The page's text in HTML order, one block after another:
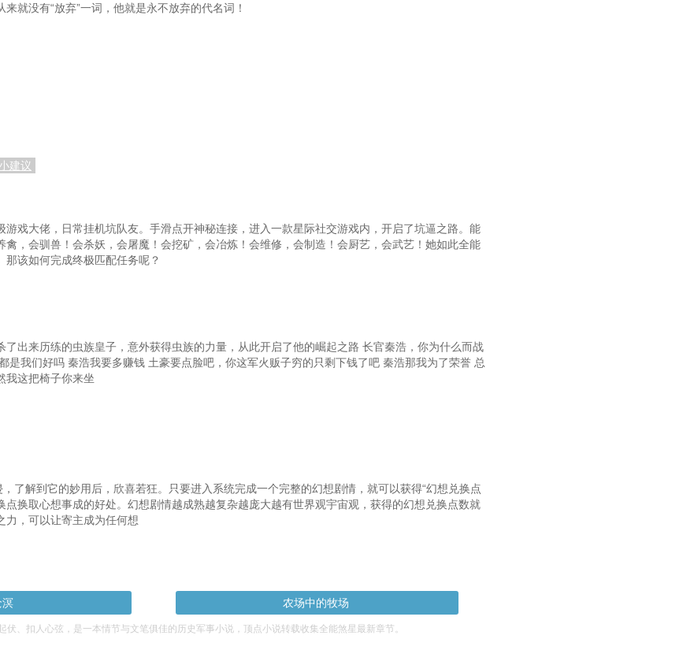
就没有“放弃”一词，他就是永不放弃的代名词！
建议
游戏大佬，日常挂机坑队友。手滑点开神秘连接，进入一款星际社交游戏内，开启了坑逼之路。能
禽，会驯兽！会杀妖，会屠魔！会挖矿，会冶炼！会维修，会制造！会厨艺，会武艺！她如此全能
那该如何完成终极匹配任务呢？
了出来历练的虫族皇子，意外获得虫族的力量，从此开启了他的崛起之路 长官秦浩，你为什么而战
是我们好吗 秦浩我要多赚钱 土豪要点脸吧，你这军火贩子穷的只剩下钱了吧 秦浩那我为了荣誉 总
我这把椅子你来坐
，了解到它的妙用后，欣喜若狂。只要进入系统完成一个完整的幻想剧情，就可以获得“幻想兑换点
换取心想事成的好处。幻想剧情越成熟越复杂越庞大越有世界观宇宙观，获得的幻想兑换点数就
力，可以让寄主成为任何想
溟 农场中的牧场
伏、扣人心弦，是一本情节与文笔俱佳的历史军事小说，顶点小说转载收集全能煞星最新章节。